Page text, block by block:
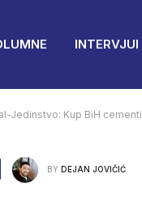
INTERVJUI
Jedinstvo: Kup BiH
BY DEJAN JOVIČIĆ